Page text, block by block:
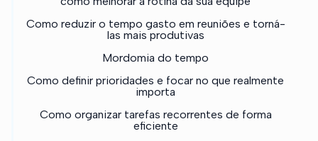
Como reduzir o tempo gasto em reuniões e torná-
las mais produtivas
Mordomia do tempo
Como definir prioridades e focar no que realmente
importa
Como organizar tarefas recorrentes de forma
eficiente